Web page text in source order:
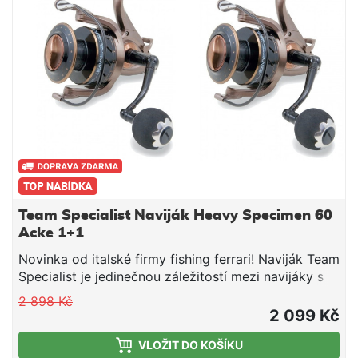
používání. Perfetkní volba pro lov na plavanou a
jemný lov na feeder nebo přívlač. Parametry:
Velikost 30 Kapacita 0,165mm / 220m Převod 5,1:1
Počet ložisek 5+1 Kovová cívka Hmotnost 240g
Team Specialist Naviják Heavy Specimen 60
Acke 1+1
Novinka od italské firmy fishing ferrari! Naviják Team
Specialist je jedinečnou záležitostí mezi navijáky s
volnoběžnou brzdou. Volnoběžná brzda lze nastavit
speciální regulací. Ultrahladký mechanismus a
počítačově vyvážený rotor spolu se sedmi ložisky
zajišťují hladký a perfektní chod. Mezi další
2 898 Kč
2 099 Kč
VLOŽIT DO KOŠÍKU